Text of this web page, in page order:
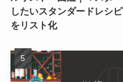
したいスタンダードレシピ
をリスト化